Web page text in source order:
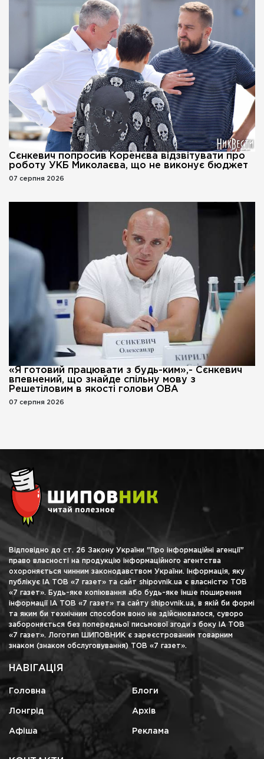
Сєнкевич попросив Коренєва відзвітувати про
роботу УКБ Миколаєва, що не виконує бюджет
07 серпня 2026
«Я готовий працювати з будь-ким»,- Сєнкевич
впевнений, що знайде спільну мову з
Решетіловим в якості голови ОВА
07 серпня 2026
Відповідно до ст. 26 Закону України "Про інформаційні агенції"
право власності на продукцію інформаційного агентства
охороняється чинним законодавством України. Інформація, яку
публікує ІА ТОВ «7 газет» та сайт shipovnik.ua є власністю ТОВ
«7 газет». Будь-яке копіювання або будь-яке інше поширення
інформації ІА ТОВ «7 газет» та сайту shipovnik.ua, в якій би формі
та яким би технічним способом воно не здійснювалося, суворо
забороняється без попередньої письмової згоди з боку ІА ТОВ
«7 газет». Логотип ШИПОВНИК є зареєстрованим товарним
знаком (знаком обслуговування) ТОВ «7 газет».
НАВІГАЦІЯ
Головна Блоги
Лонгрід Архів
Афіша Реклама